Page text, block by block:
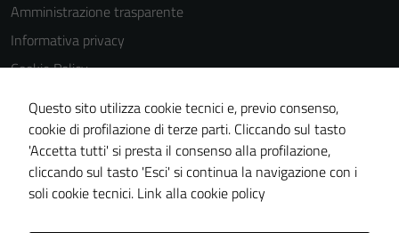
Amministrazione trasparente
Informativa privacy
Cookie Policy
Note legali
Dichiarazione di accessibilità
Piano di miglioramento del sito
Statistiche sito web
Questo sito utilizza cookie tecnici e, previo consenso,
cookie di profilazione di terze parti. Cliccando sul tasto
'Accetta tutti' si presta il consenso alla profilazione,
cliccando sul tasto 'Esci' si continua la navigazione con i
soli cookie tecnici. Link alla cookie policy
per il
del sito e non
possono
essere
disabilitati.
Questi cookie